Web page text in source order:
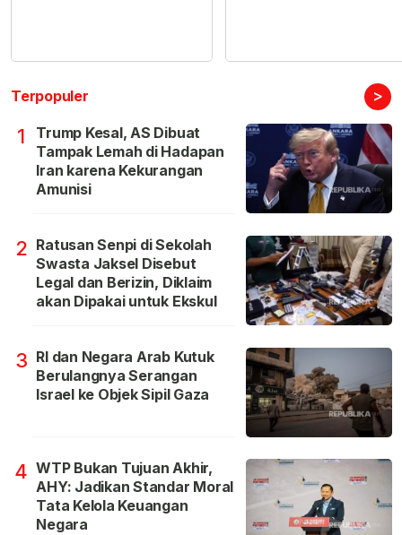
Terpopuler >
1
Trump Kesal, AS Dibuat
Tampak Lemah di Hadapan
Iran karena Kekurangan
Amunisi
2 Ratusan Senpi di Sekolah
Swasta Jaksel Disebut
Legal dan Berizin, Diklaim
akan Dipakai untuk Ekskul
3 RI dan Negara Arab Kutuk
Berulangnya Serangan
Israel ke Objek Sipil Gaza
4 WTP Bukan Tujuan Akhir,
AHY: Jadikan Standar Moral
Tata Kelola Keuangan
Negara